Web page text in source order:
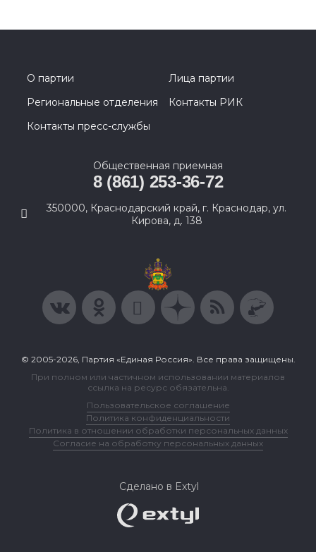
О партии
Лица партии
Региональные отделения
Контакты РИК
Контакты пресс-службы
Общественная приемная
8 (861) 253-36-72
350000, Краснодарский край, г. Краснодар, ул.
Кирова, д. 138
© 2005-2026, Партия «Единая Россия». Все права защищены.
При полном или частичном использовании материалов
ссылка на ресурс обязательна.
Пользовательское соглашение
Политика конфиденциальности
Политика в отношении обработки персональных данных
Согласие на обработку персональных данных
Сделано в Extyl